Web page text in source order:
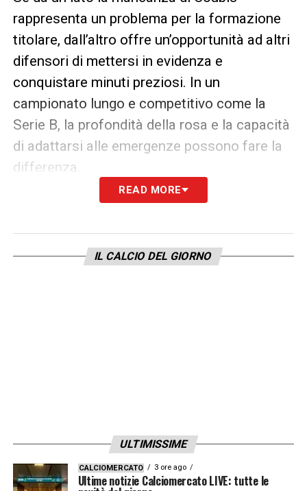
rappresenta un problema per la formazione
titolare, dall’altro offre un’opportunità ad altri
difensori di mettersi in evidenza e
conquistare minuti preziosi. In un
campionato lungo e competitivo come la
Serie B, la profondità della rosa e la capacità
di adattarsi alle emergenze possono fare la
differenza.
Obiettivo tre punti contro il
Cesena
Nonostante le difficoltà legate agli infortuni,
LA PLAYLIST DELLE NOSTRE TOP NEWS
READ MORE
IL CALCIO DEL GIORNO
ULTIMISSIME
CALCIOMERCATO 3 ore ago
Ultime notizie Calciomercato LIVE: tutte le